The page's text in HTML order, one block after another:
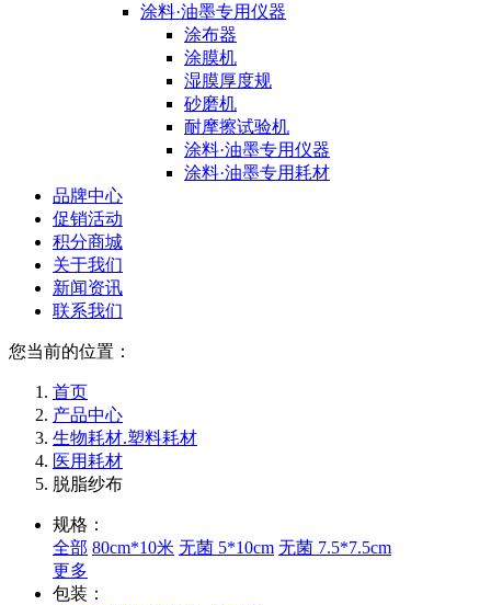
涂料·油墨专用仪器
涂布器
涂膜机
湿膜厚度规
砂磨机
耐摩擦试验机
涂料·油墨专用仪器
涂料·油墨专用耗材
品牌中心
促销活动
积分商城
关于我们
新闻资讯
联系我们
您当前的位置：
首页
产品中心
生物耗材.塑料耗材
医用耗材
脱脂纱布
规格：
全部 80cm*10米 无菌 5*10cm 无菌 7.5*7.5cm
更多
包装：